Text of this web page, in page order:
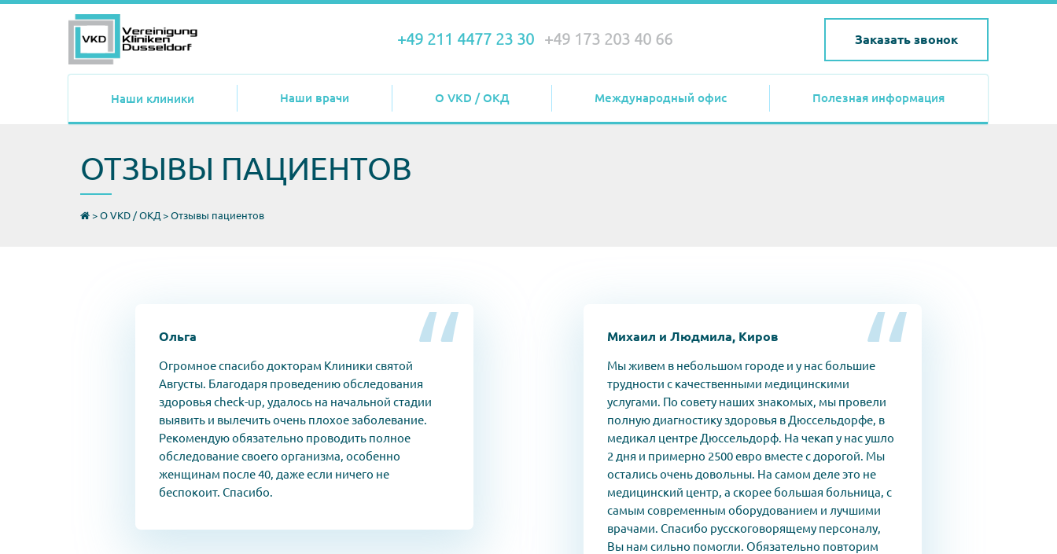
+49 211 4477 23 30 +49 173 203 40 66 Заказать звонок
Наши клиники Наши врачи О VKD / ОКД Международный офис Полезная информация
ОТЗЫВЫ ПАЦИЕНТОВ
> О VKD / ОКД > Отзывы пациентов
Ольга
Огромное спасибо докторам Клиники святой
Августы. Благодаря проведению обследования
здоровья check-up, удалось на начальной стадии
выявить и вылечить очень плохое заболевание.
Рекомендую обязательно проводить полное
обследование своего организма, особенно
женщинам после 40, даже если ничего не
беспокоит. Спасибо.
Михаил и Людмила, Киров
Мы живем в небольшом городе и у нас большие
трудности с качественными медицинскими
услугами. По совету наших знакомых, мы провели
полную диагностику здоровья в Дюссельдорфе, в
медикал центре Дюссельдорф. На чекап у нас ушло
2 дня и примерно 2500 евро вместе с дорогой. Мы
остались очень довольны. На самом деле это не
медицинский центр, а скорее большая больница, с
самым современным оборудованием и лучшими
врачами. Спасибо русскоговорящему персоналу,
Вы нам сильно помогли. Обязательно повторим